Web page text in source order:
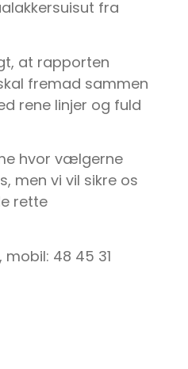
fra
at rapporten
fremad sammen
rene linjer og fuld
hvor vælgerne
men vi vil sikre os
rette
48 45 31